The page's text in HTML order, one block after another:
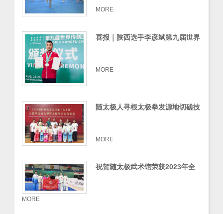
MORE
喜报｜陕西选手李彦斌第九届世界
MORE
随太极人寻根太极拳发源地切磋技
MORE
祝贺随太极武术馆荣获2023年全
MORE